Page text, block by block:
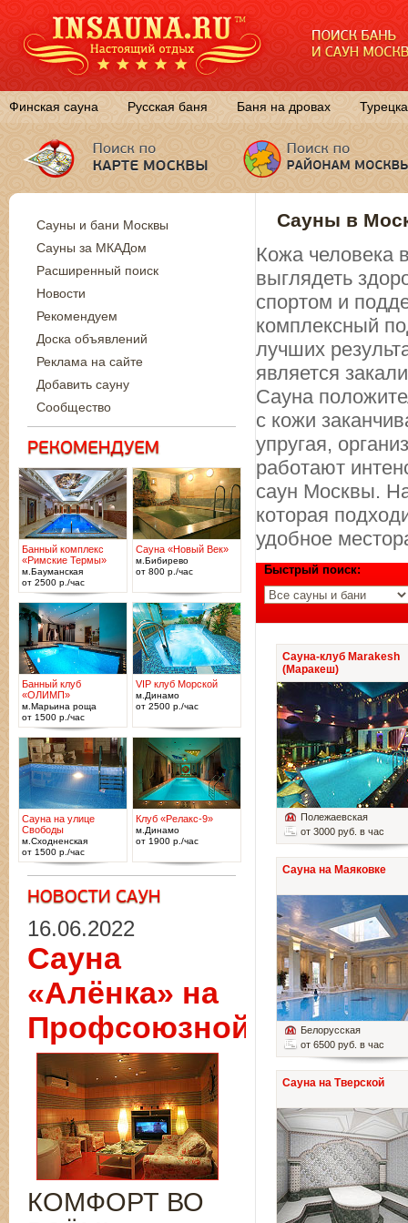
Финская сауна Русская баня Баня на дровах
Сауны в
Кожа человека
выглядеть
спортом и
комплексный
лучших
является
Сауна
с кожи
упругая,
работают
саун Москвы.
которая
удобное
Быстрый поиск:
Сауна-клуб Marakesh
(Маракеш)
Полежаевская
от 3000 руб. в час
Сауна на Маяковке
Белорусская
от 6500 руб. в час
Сауна на Тверской
Сауны и бани Москвы
Сауны за МКАДом
Расширенный поиск
Новости
Рекомендуем
Доска объявлений
Реклама на сайте
Добавить сауну
Сообщество
Банный комплекс
«Римские Термы»
м.Бауманская
от 2500 р./час
Сауна «Новый Век»
м.Бибирево
от 800 р./час
Банный клуб
«ОЛИМП»
м.Марьина роща
от 1500 р./час
VIP клуб Морской
м.Динамо
от 2500 р./час
Сауна на улице
Свободы
м.Сходненская
от 1500 р./час
Клуб «Релакс-9»
м.Динамо
от 1900 р./час
16.06.2022
Сауна
«Алёнка» на
Профсоюзной
КОМФОРТ ВО